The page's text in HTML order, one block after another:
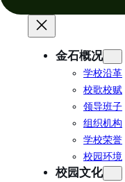
o
k
d
金石概况
学校沿革
校歌校赋
领导班子
组织机构
学校荣誉
校园环境
校园文化